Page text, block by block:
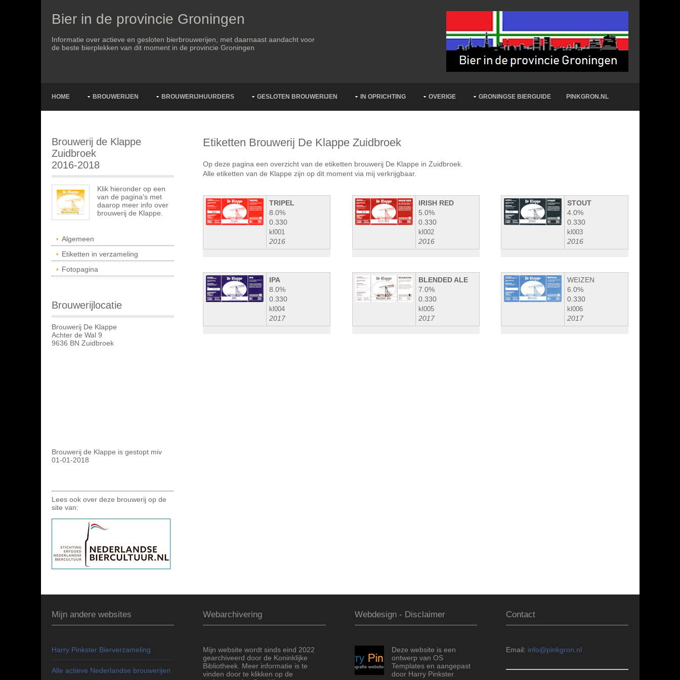
Bier in de provincie Groningen
Informatie over actieve en gesloten bierbrouwerijen, met daarnaast aandacht voor
de beste bierplekken van dit moment in de provincie Groningen
HOME BROUWERIJEN BROUWERIJHUURDERS GESLOTEN BROUWERIJEN IN OPRICHTING OVERIGE GRONINGSE BIERGUIDE PINKGRON.NL
Brouwerij de Klappe
Zuidbroek
2016-2018
Klik hieronder op een
van de pagina's met
daarop meer info over
brouwerij de Klappe.
Algemeen
Etiketten in verzameling
Fotopagina
Brouwerijlocatie
Brouwerij De Klappe
Achter de Wal 9
9636 BN Zuidbroek
Brouwerij de Klappe is gestopt miv
01-01-2018
Lees ook over deze brouwerij op de
site van:
Etiketten Brouwerij De Klappe Zuidbroek
Op deze pagina een overzicht van de etiketten brouwerij De Klappe in Zuidbroek.
Alle etiketten van de Klappe zijn op dit moment via mij verkrijgbaar.
TRIPEL
8.0%
0.330
kl001
2016
IRISH RED
5.0%
0.330
kl002
2016
STOUT
4.0%
0.330
kl003
2016
IPA
8.0%
0.330
kl004
2017
BLENDED ALE
7.0%
0.330
kl005
2017
WEIZEN
6.0%
0.330
kl006
2017
Mijn andere websites
Harry Pinkster Bierverzameling
Alle actieve Nederlandse brouwerijen
Webarchivering
Mijn website wordt sinds eind 2022
gearchiveerd door de Koninklijke
Bibliotheek. Meer informatie is te
vinden door te klikken op de
Webdesign - Disclaimer
Deze website is een
ontwerp van OS
Templates en aangepast
door Harry Pinkster.
Contact
Email: info@pinkgron.nl